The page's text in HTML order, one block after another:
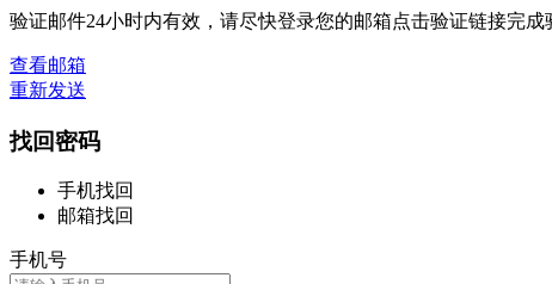
验证邮件24小时内有效，请尽快登录您的邮箱点击验证链接完
查看邮箱
重新发送
找回密码
手机找回
邮箱找回
手机号